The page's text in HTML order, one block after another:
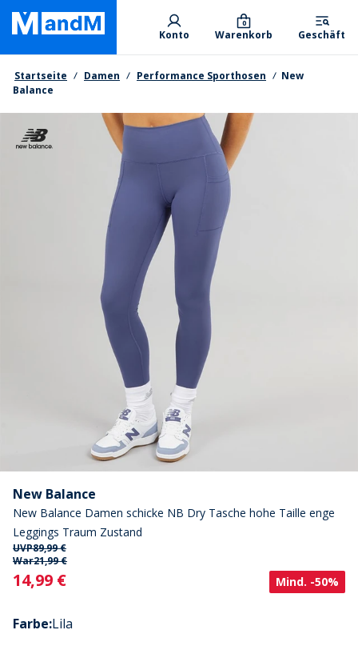
Skip
main
content
Primary departments
Konto Warenkorb
0
Geschäft
Brotkrumen
Startseite Damen Performance Sporthosen
New
Balance
New Balance
New Balance Damen schicke NB Dry Tasche hohe Taille enge
Leggings Traum Zustand
UVP89,99 €
War21,99 €
Current
14,99 € Mind. -50%
Farbe:Lila